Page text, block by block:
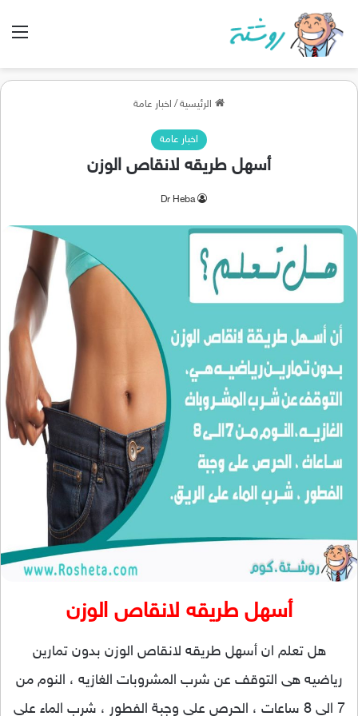
الرئيسية/ اخبار عامة
اخبار عامة
أسهل طريقه لانقاص الوزن
Dr Heba
أسهل طريقه لانقاص الوزن
هل تعلم ان أسهل طريقه لانقاص الوزن بدون تمارين
رياضيه هى التوقف عن شرب المشروبات الغازيه ، النوم من
7 الى 8 ساعات ، الحرص على وجبة الفطور ، شرب الماء على